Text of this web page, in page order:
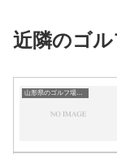
近隣のゴ
山形県のゴルフ場一覧｜距離が長い・広いゴルフ場ランキング